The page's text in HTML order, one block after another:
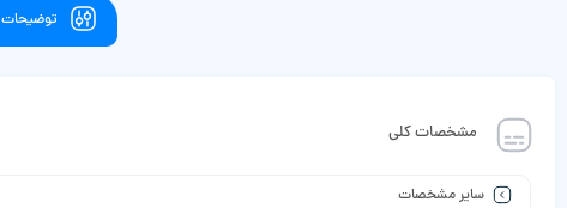
توضیحات
مشخصات کلی
سایر مشخصات